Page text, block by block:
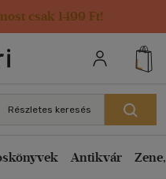
csak 1499 Ft!
Részletes keresés
Antikvár